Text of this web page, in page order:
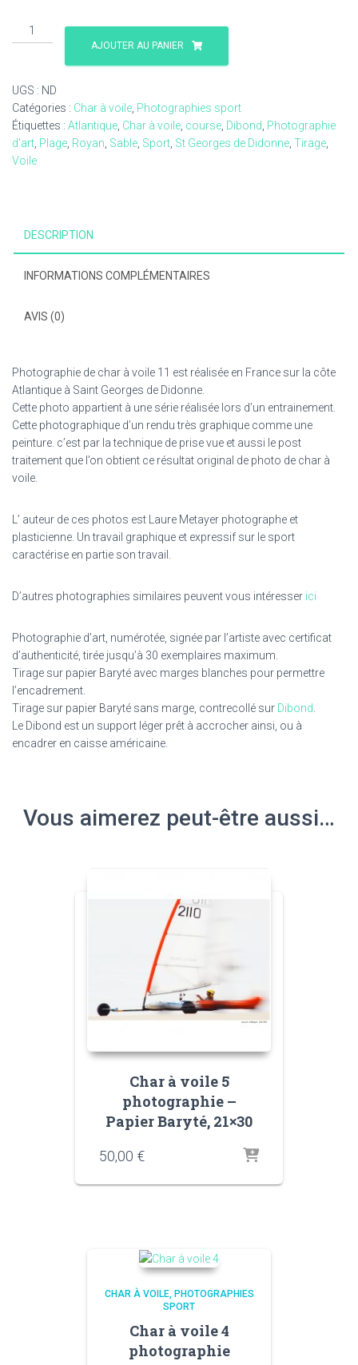
quantité
de
voile
11
photographie
AJOUTER AU PANIER
UGS : ND
Catégories : Char à voile Photographies sport
Étiquettes : Atlantique Char à voile course Dibond Photographie
d'art Plage Royan Sable Sport St Georges de Didonne Tirage
Voile
DESCRIPTION
INFORMATIONS COMPLÉMENTAIRES
AVIS (0)
Photographie de char à voile 11 est réalisée en France sur la côte
Atlantique à Saint Georges de Didonne.
Cette photo appartient à une série réalisée lors d’un entrainement.
Cette photographique d’un rendu très graphique comme une
peinture. c’est par la technique de prise vue et aussi le post
traitement que l’on obtient ce résultat original de photo de char à
voile.
L’ auteur de ces photos est Laure Metayer photographe et
plasticienne. Un travail graphique et expressif sur le sport
caractérise en partie son travail.
D’autres photographies similaires peuvent vous intéresser ici
Photographie d’art, numérotée, signée par l’artiste avec certificat
d’authenticité, tirée jusqu’à 30 exemplaires maximum.
Tirage sur papier Baryté avec marges blanches pour permettre
l’encadrement.
Tirage sur papier Baryté sans marge, contrecollé sur Dibond
Le Dibond est un support léger prêt à accrocher ainsi, ou à
encadrer en caisse américaine.
Vous aimerez peut-être aussi…
Char à voile 5
photographie –
Papier Baryté, 21×30
50,00 €
CHAR À VOILE
PHOTOGRAPHIES
SPORT
Char à voile 4
photographie